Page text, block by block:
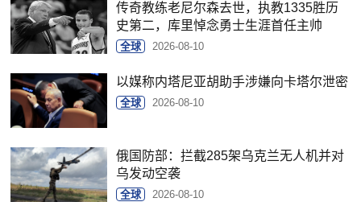
传奇教练老尼尔森去世，执教1335胜历
史第二，库里悼念勇士生涯首任主帅
全球 2026-08-10
以媒称内塔尼亚胡助手涉嫌向卡塔尔泄密
全球 2026-08-10
俄国防部：拦截285架乌克兰无人机并对
乌发动空袭
全球 2026-08-10